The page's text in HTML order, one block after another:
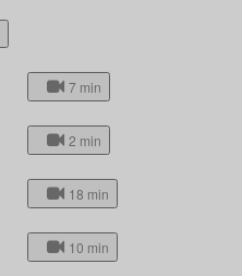
7 min
2 min
18 min
10 min